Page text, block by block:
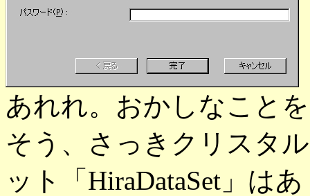
あれれ。おかしなこと
そう、さっきクリスタ
ット「HiraDataSet」は